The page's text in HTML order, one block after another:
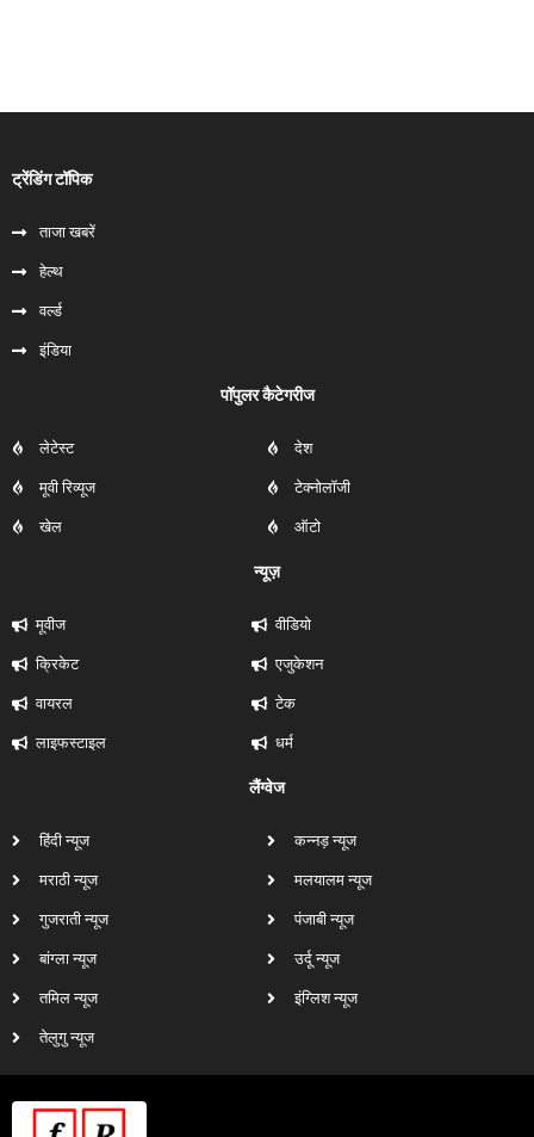
ट्रेंडिंग टॉपिक
ताजा खबरें
हेल्‍थ
वर्ल्ड
इंडिया
पॉपुलर कैटेगरीज
लेटेस्ट
मूवी रिव्यूज
खेल
देश
टेक्नोलॉजी
ऑटो
न्यूज़
मूवीज
क्रिकेट
वायरल
लाइफस्टाइल
वीडियो
एजुकेशन
टेक
धर्म
लैंग्वेज
हिंदी न्यूज
मराठी न्यूज
गुजराती न्यूज
बांग्ला न्यूज
तमिल न्यूज
तेलुगु न्यूज
कन्नड़ न्यूज
मलयालम न्यूज
पंजाबी न्यूज
उर्दू न्यूज
इंग्लिश न्यूज